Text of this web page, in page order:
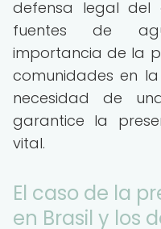
defensa legal del
fuentes de
importancia de la
comunidades en
necesidad de
garantice la
vital.
El caso de la
en Brasil y los